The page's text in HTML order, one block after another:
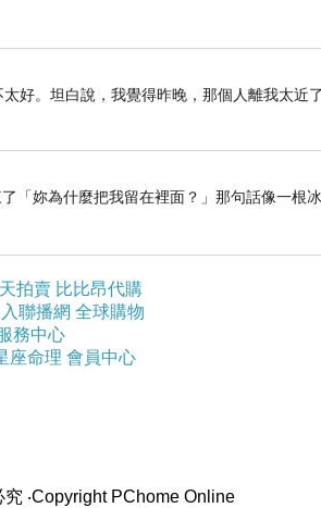
好。坦白說，我覺得昨晚，那個人離我太近
「妳為什麼把我留在裡面？」那句話像一根
拍賣 比比昂代購
聯播網 全球購物
務中心
座命理 會員中心
究 ‧Copyright PChome Online